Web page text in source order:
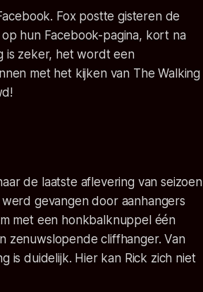
Fox postte gisteren de
hun Facebook-pagina, kort na
is zeker, het wordt een
met het kijken van The Walking
de laatste aflevering van seizoen
gevangen door aanhangers
met een honkbalknuppel één
zenuwslopende cliffhanger. Van
is duidelijk. Hier kan Rick zich niet